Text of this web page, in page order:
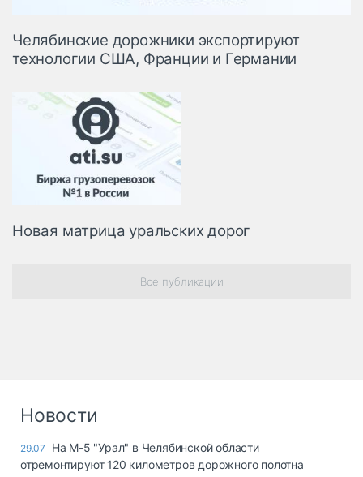
Челябинские дорожники экспортируют
технологии США, Франции и Германии
Новая матрица уральских дорог
Все публикации
Новости
29.07
На М-5 "Урал" в Челябинской области
отремонтируют 120 километров дорожного полотна